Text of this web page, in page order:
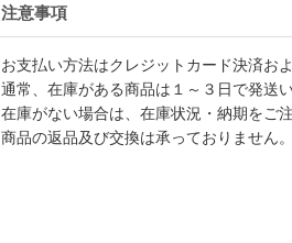
注意事項
お支払い方法はクレジットカード決済お
通常、在庫がある商品は１～３日で発送い
在庫がない場合は、在庫状況・納期をご
商品の返品及び交換は承っておりません